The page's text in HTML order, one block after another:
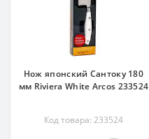
Нож японский Сантоку 180
мм Riviera White Arcos 233524
Код товара: 233524